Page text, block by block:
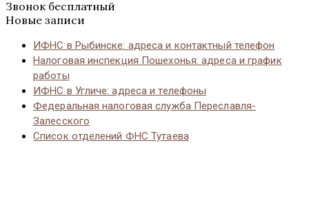
Звонок бесплатный
Новые записи
ИФНС в Рыбинске: адреса и контактный телефон
Налоговая инспекция Пошехонья: адреса и график
работы
ИФНС в Угличе: адреса и телефоны
Федеральная налоговая служба Переславля-
Залесского
Список отделений ФНС Тутаева